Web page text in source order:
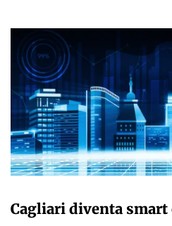
Cagliari diventa smart